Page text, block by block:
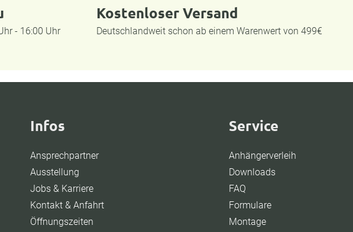
- 16:00 Uhr
Kostenloser Versand
Deutschlandweit schon ab einem Warenwert von 499€
Infos
Ansprechpartner
Ausstellung
Jobs & Karriere
Kontakt & Anfahrt
Öffnungszeiten
Service
Anhängerverleih
Downloads
FAQ
Formulare
Montage